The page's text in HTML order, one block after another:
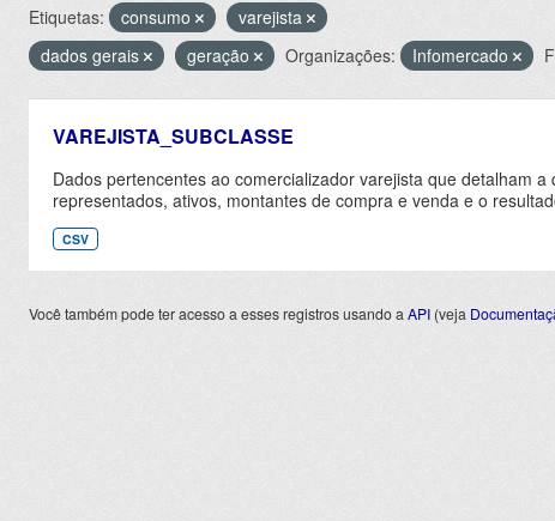
Etiquetas: consumo
varejista
dados gerais
geração Organizações: Infomercado
VAREJISTA_SUBCLASSE
Dados pertencentes ao comercializador varejista que detalham
representados, ativos, montantes de compra e venda e o
CSV
Você também pode ter acesso a esses registros usando a API (veja